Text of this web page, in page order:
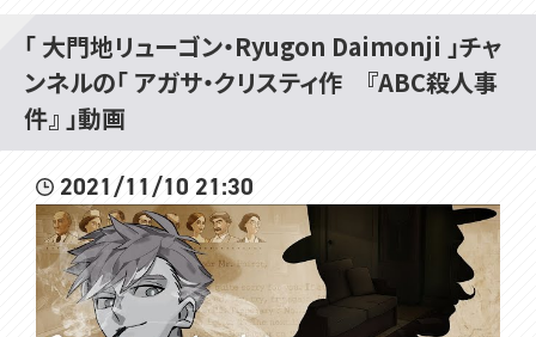
大門地リューゴン・Ryugon Daimonji
分類：じりゅうモンスター
タイプ：じめん・ドラゴン
高さ：1.50m
特性：かたやぶり
Twitter：https://twitter.com/Ryugon_D
所属：#VOMSProject
チャンネル：https://www.youtube.com/channel/UCdMp...
Twitter：https://twitter.com/VOMS_Project
HP：https://voms.net/
「 大門地リューゴン・Ryugon Daimonji 」チャ
ンネルの「 アガサ・クリスティ作 『ABC殺人事
件』 」動画
2021/11/10 21:30